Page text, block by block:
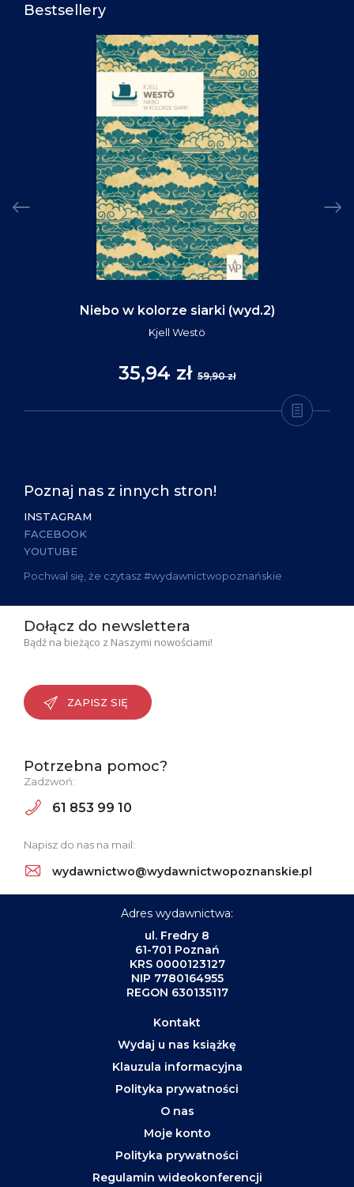
Bestsellery
Niebo w kolorze siarki (wyd.2)
Kjell Westö
35,94 zł 59,90 zł
Poznaj nas z innych stron!
INSTAGRAM
FACEBOOK
YOUTUBE
Pochwal się, że czytasz #wydawnictwopoznańskie
Dołącz do newslettera
Bądź na bieżąco z Naszymi nowościami!
ZAPISZ SIĘ
Potrzebna pomoc?
Zadzwoń:
61 853 99 10
Napisz do nas na mail:
wydawnictwo@wydawnictwopoznanskie.pl
Adres wydawnictwa:
ul. Fredry 8
61-701 Poznań
KRS 0000123127
NIP 7780164955
REGON 630135117
Kontakt
Wydaj u nas książkę
Klauzula informacyjna
Polityka prywatności
O nas
Moje konto
Polityka prywatności
Regulamin wideokonferencji